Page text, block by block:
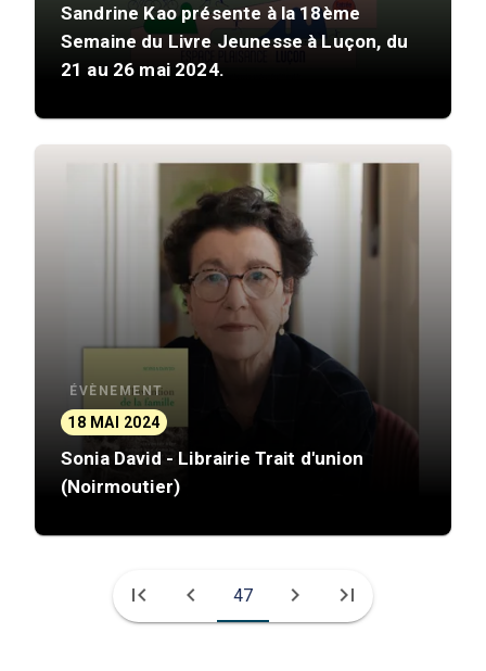
Sandrine Kao présente à la 18ème
Semaine du Livre Jeunesse à Luçon, du
21 au 26 mai 2024.
ÉVÈNEMENT
18 MAI 2024
Sonia David - Librairie Trait d'union
(Noirmoutier)
first_page chevron_left 47 chevron_right last_page